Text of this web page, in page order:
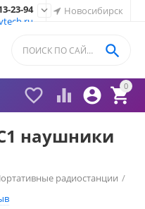
Новосибирск
23-94

0


 

наушники
радиостанции /